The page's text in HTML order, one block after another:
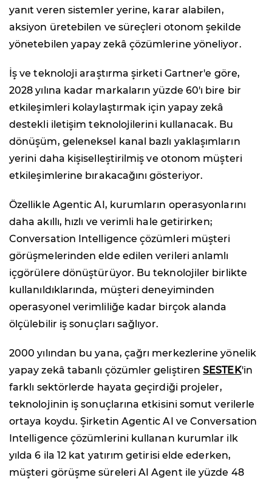
yanıt veren sistemler yerine, karar alabilen,
aksiyon üretebilen ve süreçleri otonom şekilde
yönetebilen yapay zekâ çözümlerine yöneliyor.
İş ve teknoloji araştırma şirketi Gartner'e göre,
2028 yılına kadar markaların yüzde 60'ı bire bir
etkileşimleri kolaylaştırmak için yapay zekâ
destekli iletişim teknolojilerini kullanacak. Bu
dönüşüm, geleneksel kanal bazlı yaklaşımların
yerini daha kişiselleştirilmiş ve otonom müşteri
etkileşimlerine bırakacağını gösteriyor.
Özellikle Agentic AI, kurumların operasyonlarını
daha akıllı, hızlı ve verimli hale getirirken;
Conversation Intelligence çözümleri müşteri
görüşmelerinden elde edilen verileri anlamlı
içgörülere dönüştürüyor. Bu teknolojiler birlikte
kullanıldıklarında, müşteri deneyiminden
operasyonel verimliliğe kadar birçok alanda
ölçülebilir iş sonuçları sağlıyor.
2000 yılından bu yana, çağrı merkezlerine yönelik
yapay zekâ tabanlı çözümler geliştirenSESTEK'in
farklı sektörlerde hayata geçirdiği projeler,
teknolojinin iş sonuçlarına etkisini somut verilerle
ortaya koydu. Şirketin Agentic AI ve Conversation
Intelligence çözümlerini kullanan kurumlar ilk
yılda 6 ila 12 kat yatırım getirisi elde ederken,
müşteri görüşme süreleri AI Agent ile yüzde 48